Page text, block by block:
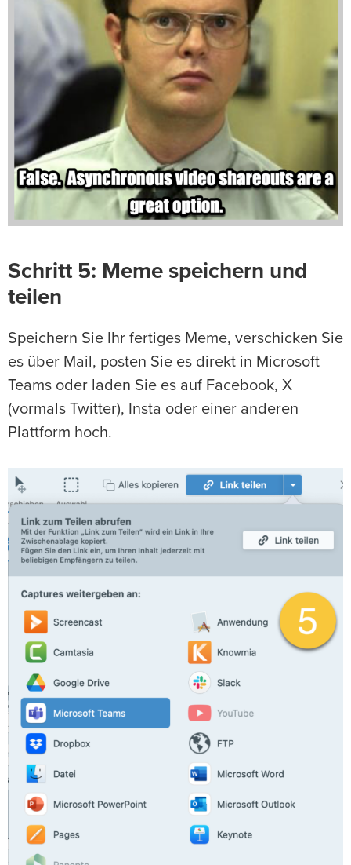
Schritt 5: Meme speichern und
teilen
Speichern Sie Ihr fertiges Meme, verschicken Sie
es über Mail, posten Sie es direkt in Microsoft
Teams oder laden Sie es auf Facebook, X
(vormals Twitter), Insta oder einer anderen
Plattform hoch.